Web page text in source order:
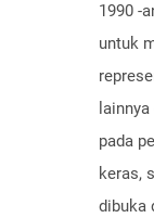
1990 -
untuk
pada
keras,
dibuka